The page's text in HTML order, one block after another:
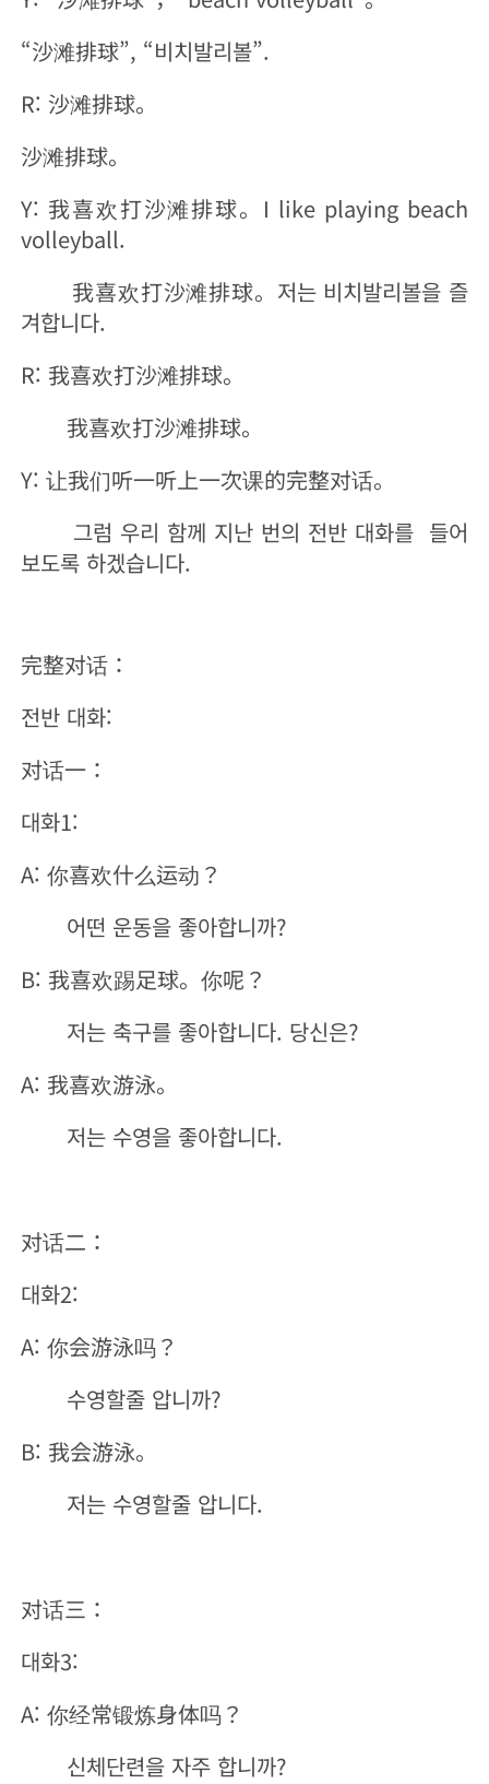
“沙滩排球”, “비치발리볼”.
R: 沙滩排球。
沙滩排球。
Y: 我喜欢打沙滩排球。I like playing beach
volleyball.
我喜欢打沙滩排球。저는 비치발리볼을 즐
겨합니다.
R: 我喜欢打沙滩排球。
我喜欢打沙滩排球。
Y: 让我们听一听上一次课的完整对话。
그럼 우리 함께 지난 번의 전반 대화를 들어
보도록 하겠습니다.
完整对话：
전반 대화:
对话一：
대화1:
A: 你喜欢什么运动？
어떤 운동을 좋아합니까?
B: 我喜欢踢足球。你呢？
저는 축구를 좋아합니다. 당신은?
A: 我喜欢游泳。
저는 수영을 좋아합니다.
对话二：
대화2:
A: 你会游泳吗？
수영할줄 압니까?
B: 我会游泳。
저는 수영할줄 압니다.
对话三：
대화3:
A: 你经常锻炼身体吗？
신체단련을 자주 합니까?